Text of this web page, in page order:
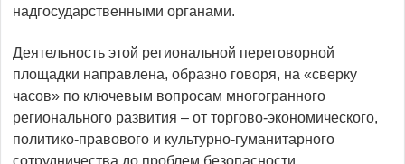
надгосударственными органами.
Деятельность этой региональной переговорной
площадки направлена, образно говоря, на «сверку
часов» по ключевым вопросам многогранного
регионального развития – от торгово-экономического,
политико-правового и культурно-гуманитарного
сотрудничества до проблем безо­пасности.